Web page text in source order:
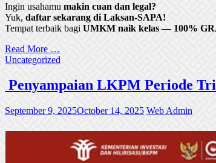
Ingin usahamu makin cuan dan legal?
Yuk, daftar sekarang di Laksan-SAPA!
Tempat terbaik bagi UMKM naik kelas — 100%
Read More …
Uncategorized
Penyampaian LKPM Periode
September 9, 2025October 14, 2025 Web Admin